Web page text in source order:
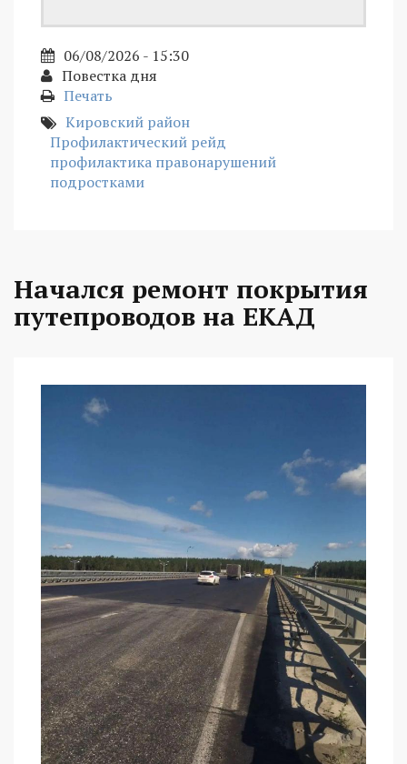
06/08/2026 - 15:30
Повестка дня
Печать
Кировский район
Профилактический рейд
профилактика правонарушений
подростками
Начался ремонт покрытия
путепроводов на ЕКАД